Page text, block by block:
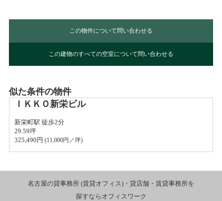
この物件について問い合わせる
この建物のすべての空室について問い合わせる
似た条件の物件
ＩＫＫＯ新栄ビル
新栄町駅 徒歩2分
29.59坪
325,490円 (11,000円／坪)
名古屋の貸事務所 (賃貸オフィス)・貸店舗・賃貸事務所を
探すならオフィスワーク